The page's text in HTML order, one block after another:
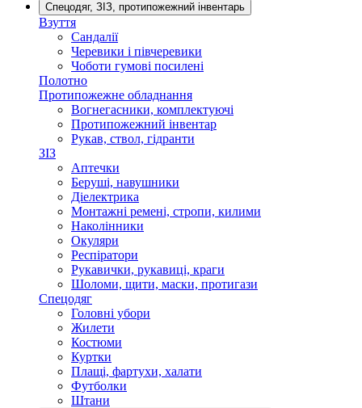
Спецодяг, ЗІЗ, протипожежний інвентарь
Взуття
Сандалії
Черевики і півчеревики
Чоботи гумові посилені
Полотно
Протипожежне обладнання
Вогнегасники, комплектуючі
Протипожежний інвентар
Рукав, ствол, гідранти
ЗІЗ
Аптечки
Беруші, навушники
Діелектрика
Монтажні ремені, стропи, килими
Наколінники
Окуляри
Респіратори
Рукавички, рукавиці, краги
Шоломи, щити, маски, протигази
Спецодяг
Головні убори
Жилети
Костюми
Куртки
Плащі, фартухи, халати
Футболки
Штани